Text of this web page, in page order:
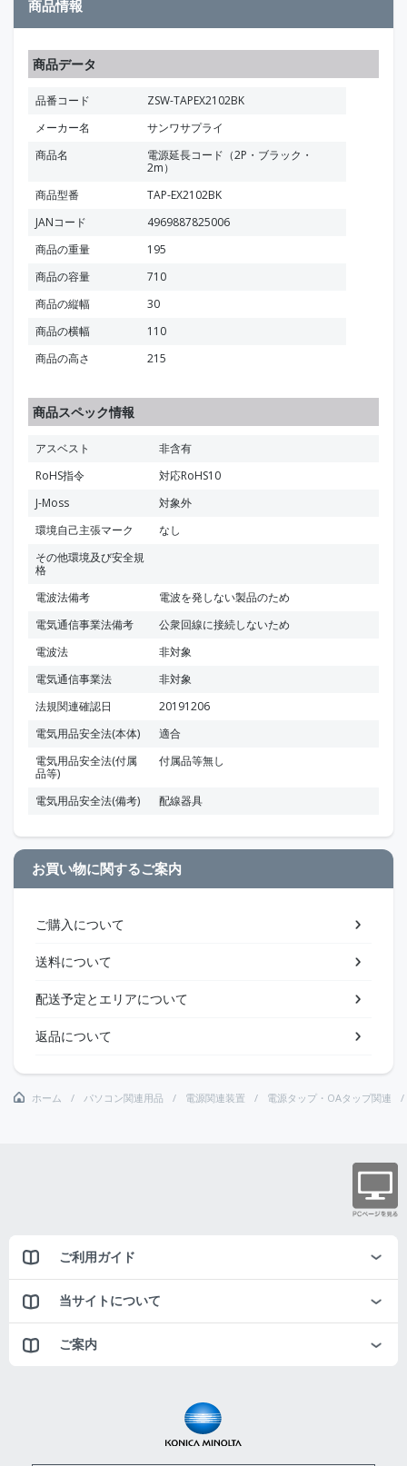
商品情報
商品データ
品番コード
ZSW-TAPEX2102BK
メーカー名
サンワサプライ
商品名
電源延長コード（2P・ブラック・
2m）
商品型番
TAP-EX2102BK
JANコード
4969887825006
商品の重量
195
商品の容量
710
商品の縦幅
30
商品の横幅
110
商品の高さ
215
商品スペック情報
アスベスト
非含有
RoHS指令
対応RoHS10
J-Moss
対象外
環境自己主張マーク
なし
その他環境及び安全規
格
電波法備考
電波を発しない製品のため
電気通信事業法備考
公衆回線に接続しないため
電波法
非対象
電気通信事業法
非対象
法規関連確認日
20191206
電気用品安全法(本体)
適合
電気用品安全法(付属
品等)
付属品等無し
電気用品安全法(備考) 配線器具
お買い物に関するご案内
ご購入について
送料について
配送予定とエリアについて
返品について
ホーム パソコン関連用品 電源関連装置 電源タップ・OAタップ関連
ご利用ガイド
当サイトについて
ご案内